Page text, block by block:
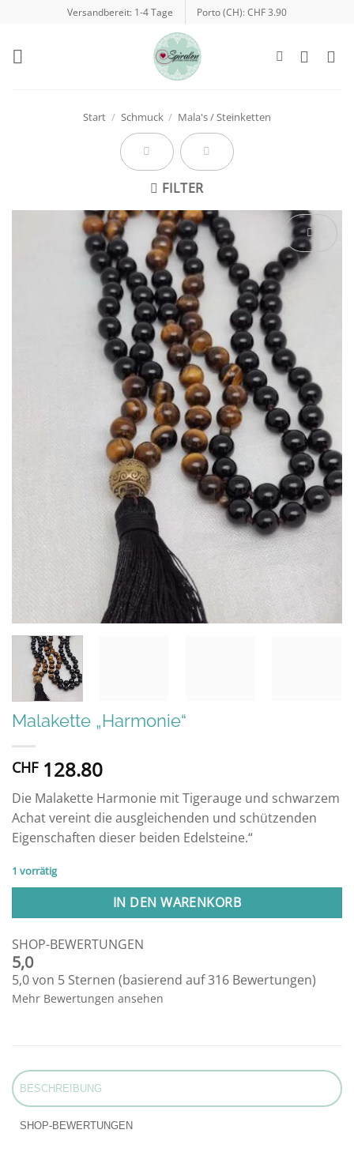
springen
Versandbereit: 1-4 Tage Porto (CH): CHF 3.90
Start / Schmuck / Mala's / Steinketten
FILTER
Auf die
Wunschliste
Malakette „Harmonie“
CHF128.80
Die Malakette Harmonie mit Tigerauge und schwarzem
Achat vereint die ausgleichenden und schützenden
Eigenschaften dieser beiden Edelsteine.“
1 vorrätig
IN DEN WARENKORB
SHOP-BEWERTUNGEN
5,0
5,0 von 5 Sternen (basierend auf 316 Bewertungen)
Mehr Bewertungen ansehen
BESCHREIBUNG
SHOP-BEWERTUNGEN